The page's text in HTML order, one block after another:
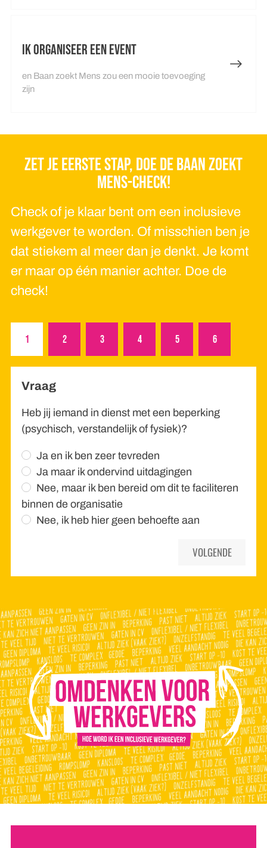
Ik organiseer een event
en Baan zoekt Mens zou een mooie toevoeging
zijn
ZET JE EERSTE STAP, DOE DE BAAN ZOEKT
MENS-CHECK!
Check of je klaar bent om een inclusieve
werkgever te worden. Of misschien ben je
dat stiekem al meer dan je denkt. Je komt
er maar op één manier achter. Doe de
check!
1 2 3 4 5 6
Vraag
Heb jij iemand in dienst met een beperking
(psychisch, verstandelijk of fysiek)?
Ja en ik ben zeer tevreden
Ja maar ik ondervind uitdagingen
Nee, maar ik ben bereid om dit te faciliteren
binnen de organisatie
Nee, ik heb hier geen behoefte aan
VOLGENDE